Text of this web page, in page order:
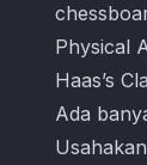
Physical
Haas’s
Ada